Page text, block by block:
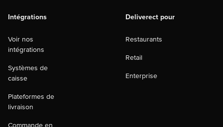
Intégrations
Voir nos
intégrations
Systèmes de
caisse
Plateformes de
livraison
Commande en
Deliverect pour
Restaurants
Retail
Enterprise